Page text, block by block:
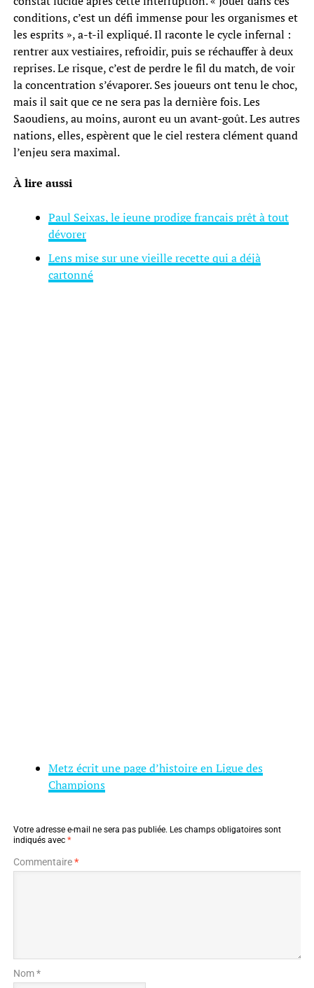
conditions, c’est un défi immense pour les organismes et
les esprits », a-t-il expliqué. Il raconte le cycle infernal :
rentrer aux vestiaires, refroidir, puis se réchauffer à deux
reprises. Le risque, c’est de perdre le fil du match, de voir
la concentration s’évaporer. Ses joueurs ont tenu le choc,
mais il sait que ce ne sera pas la dernière fois. Les
Saoudiens, au moins, auront eu un avant-goût. Les autres
nations, elles, espèrent que le ciel restera clément quand
l’enjeu sera maximal.
À lire aussi
Paul Seixas, le jeune prodige français prêt à tout
dévorer
Lens mise sur une vieille recette qui a déjà
cartonné
Metz écrit une page d’histoire en Ligue des
Champions
Votre adresse e-mail ne sera pas publiée. Les champs obligatoires sont
indiqués avec *
Commentaire*
Nom *